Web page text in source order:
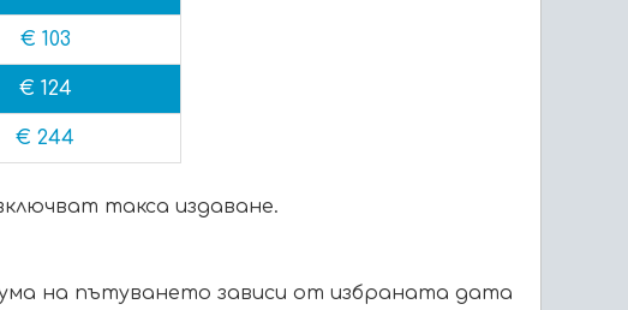
€ 103
€ 124
€ 244
такса издаване.
на пътуването зависи от избраната дата